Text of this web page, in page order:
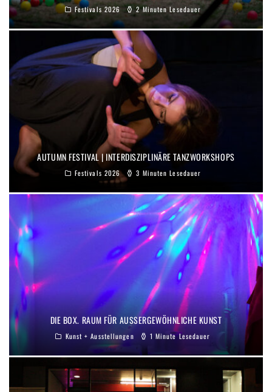
Festivals 2026 2 Minuten Lesedauer
AUTUMN FESTIVAL | INTERDISZIPLINÄRE TANZWORKSHOPS
Festivals 2026 3 Minuten Lesedauer
DIE BOX. RAUM FÜR AUSSERGEWÖHNLICHE KUNST
Kunst + Ausstellungen 1 Minute Lesedauer